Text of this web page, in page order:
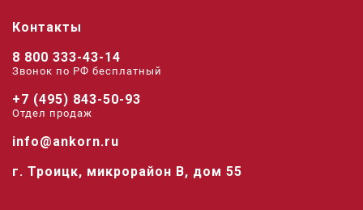
Контакты
8 800 333-43-14
Звонок по РФ беcплатный
+7 (495) 843-50-93
Отдел продаж
info@ankorn.ru
г. Троицк, микрорайон В, дом 55